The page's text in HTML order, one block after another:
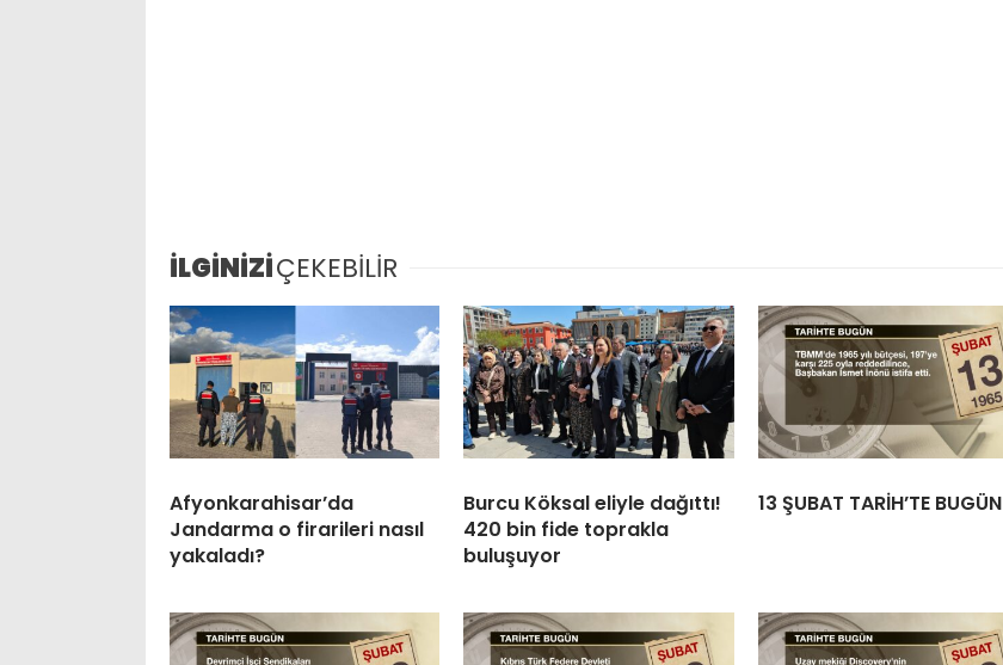
İLGİNİZİÇEKEBİLİR
Afyonkarahisar’da
Jandarma o firarileri nasıl
yakaladı?
Burcu Köksal eliyle dağıttı!
420 bin fide toprakla
buluşuyor
13 ŞUBAT TARİH’TE BUGÜN